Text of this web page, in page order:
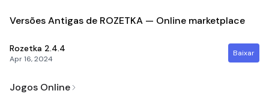
Versões Antigas de ROZETKA — Online marketplace
Rozetka 2.4.4
Apr 16, 2024
Baixar
Jogos Online